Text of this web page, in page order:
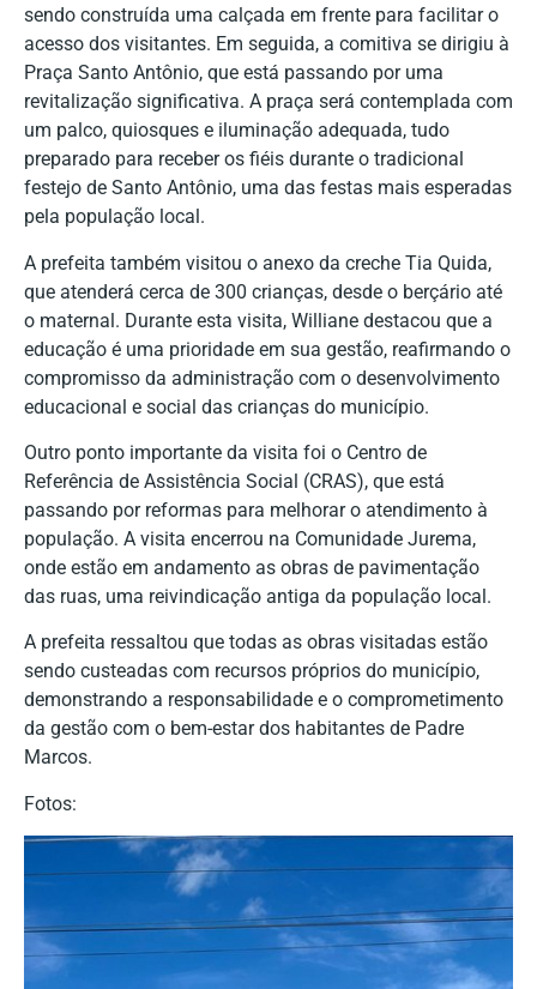
sendo construída uma calçada em frente para facilitar o
acesso dos visitantes. Em seguida, a comitiva se dirigiu à
Praça Santo Antônio, que está passando por uma
revitalização significativa. A praça será contemplada com
um palco, quiosques e iluminação adequada, tudo
preparado para receber os fiéis durante o tradicional
festejo de Santo Antônio, uma das festas mais esperadas
pela população local.
A prefeita também visitou o anexo da creche Tia Quida,
que atenderá cerca de 300 crianças, desde o berçário até
o maternal. Durante esta visita, Williane destacou que a
educação é uma prioridade em sua gestão, reafirmando o
compromisso da administração com o desenvolvimento
educacional e social das crianças do município.
Outro ponto importante da visita foi o Centro de
Referência de Assistência Social (CRAS), que está
passando por reformas para melhorar o atendimento à
população. A visita encerrou na Comunidade Jurema,
onde estão em andamento as obras de pavimentação
das ruas, uma reivindicação antiga da população local.
A prefeita ressaltou que todas as obras visitadas estão
sendo custeadas com recursos próprios do município,
demonstrando a responsabilidade e o comprometimento
da gestão com o bem-estar dos habitantes de Padre
Marcos.
Fotos: